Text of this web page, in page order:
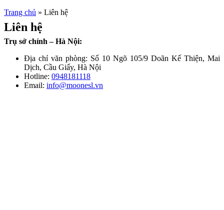
Trang chủ » Liên hệ
Liên hệ
Trụ sở chính – Hà Nội:
Địa chỉ văn phòng: Số 10 Ngõ 105/9 Doãn Kế Thiện, Mai
Dịch, Cầu Giấy, Hà Nội
Hotline: 0948181118
Email: info@moonesl.vn